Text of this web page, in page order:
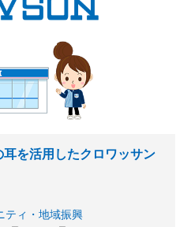
耳を活用したクロワッサン
ティ・地域振興